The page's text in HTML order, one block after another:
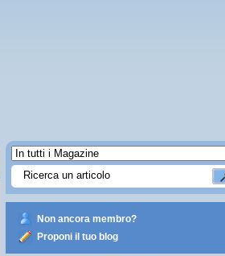
Non ancora membro?
Proponi il tuo blog